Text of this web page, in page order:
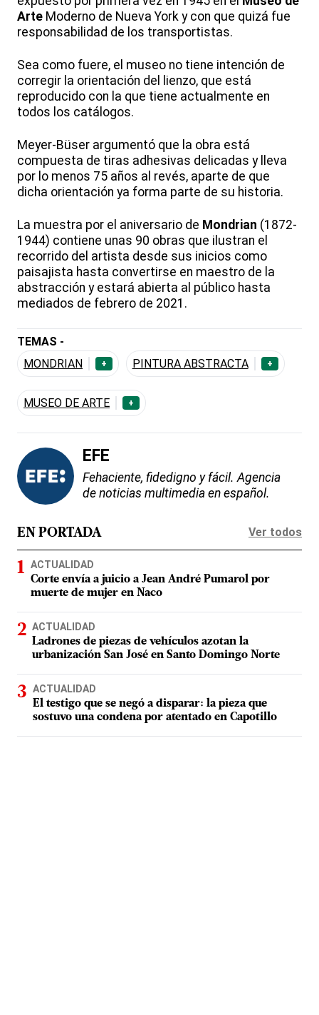
Arte Moderno de Nueva York y con que quizá fue
responsabilidad de los transportistas.
Sea como fuere, el museo no tiene intención de
corregir la orientación del lienzo, que está
reproducido con la que tiene actualmente en
todos los catálogos.
Meyer-Büser argumentó que la obra está
compuesta de tiras adhesivas delicadas y lleva
por lo menos 75 años al revés, aparte de que
dicha orientación ya forma parte de su historia.
La muestra por el aniversario de Mondrian (1872-
1944) contiene unas 90 obras que ilustran el
recorrido del artista desde sus inicios como
paisajista hasta convertirse en maestro de la
abstracción y estará abierta al público hasta
mediados de febrero de 2021.
TEMAS -
MONDRIAN
+ PINTURA ABSTRACTA +
MUSEO DE ARTE +
EFE
Fehaciente, fidedigno y fácil. Agencia
de noticias multimedia en español.
EN PORTADA Ver todos
ACTUALIDAD
Corte envía a juicio a Jean André Pumarol por
muerte de mujer en Naco
ACTUALIDAD
Ladrones de piezas de vehículos azotan la
urbanización San José en Santo Domingo Norte
ACTUALIDAD
El testigo que se negó a disparar: la pieza que
sostuvo una condena por atentado en Capotillo